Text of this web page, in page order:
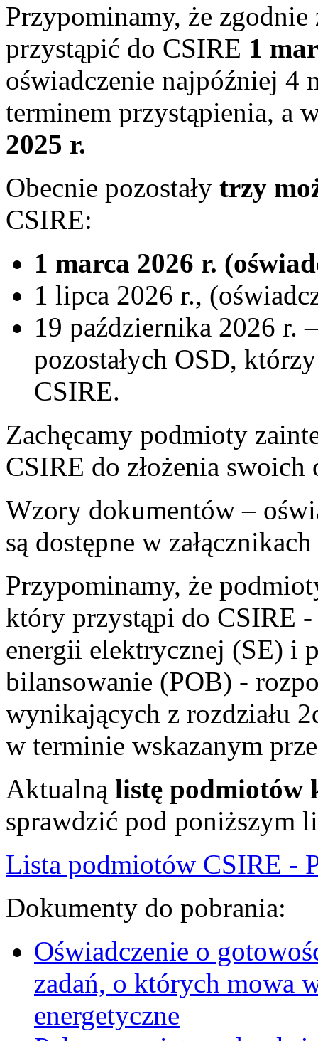
Przypominamy, że
przystąpić do CSIRE 1
oświadczenie najpóźniej 4
terminem przystąpienia, a
2025 r.
Obecnie pozostały trzy
CSIRE:
1 marca 2026 r.
1 lipca 2026 r.,
19 października 2026 r.
pozostałych OSD,
CSIRE.
Zachęcamy podmioty
CSIRE do złożenia swoich
Wzory dokumentów –
są dostępne w
Przypominamy, że
który przystąpi do CSIRE
energii elektrycznej (SE) i
bilansowanie (POB) -
wynikających z rozdziału
w terminie wskazanym
Aktualną listę podmiotów
sprawdzić pod poniższym
Lista podmiotów CSIRE -
Dokumenty do pobrania:
Oświadczenie o
zadań, o których mowa
energetyczne